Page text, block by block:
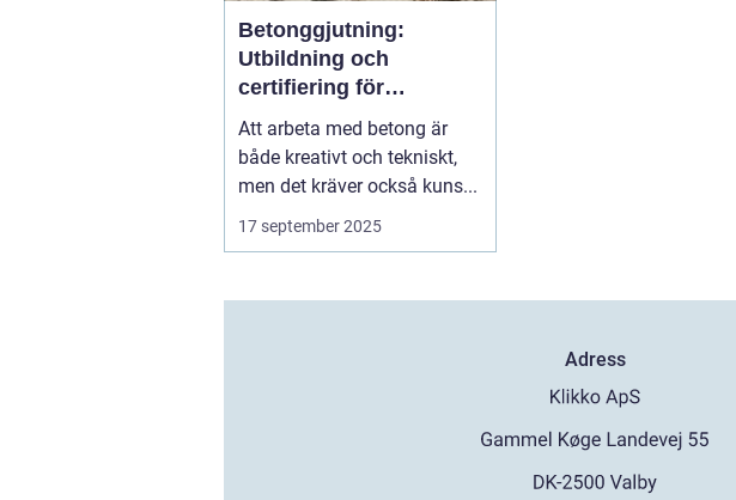
Betonggjutning:
Utbildning och
certifiering för
betongarbetare
Att arbeta med betong är
både kreativt och tekniskt,
men det kräver också kuns...
17 september 2025
Adress